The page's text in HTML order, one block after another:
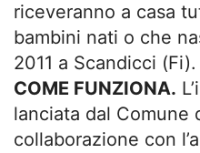
riceveranno a casa
bambini nati o che
2011 a Scandicci (Fi).
COME FUNZIONA.
lanciata dal Comune
collaborazione con